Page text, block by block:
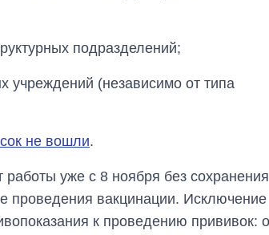
подразделений;
учреждений (независимо от типа
не вошли.
работы уже с 8 ноября без сохранения
проведения вакцинации. Исключение
к проведению прививок: